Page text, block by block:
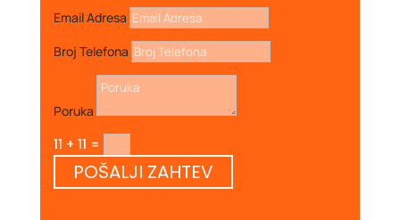
Email Adresa
Broj Telefona
Poruka
11 + 11 =
POŠALJI ZAHTEV